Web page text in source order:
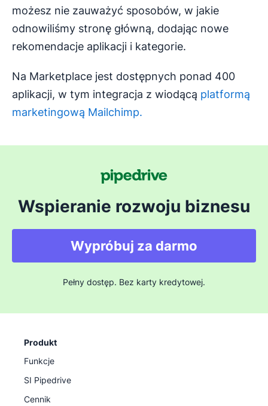
możesz nie zauważyć sposobów, w jakie
odnowiliśmy stronę główną, dodając nowe
rekomendacje aplikacji i kategorie.
Na Marketplace jest dostępnych ponad 400
aplikacji, w tym integracja z wiodącą platformą
marketingową Mailchimp.
Wspieranie rozwoju biznesu
Wypróbuj za darmo
Pełny dostęp. Bez karty kredytowej.
Produkt
Funkcje
SI Pipedrive
Cennik